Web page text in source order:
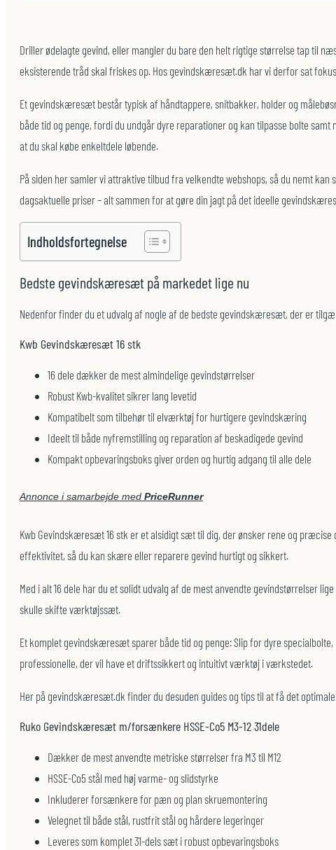
Driller ødelagte gevind, eller mangler du bare den helt rigtige størrelse tap til
eksisterende tråd skal friskes op. Hos gevindskæresæt.dk har vi derfor sat
Et gevindskæresæt består typisk af håndtappere, snitbakker, holder og
både tid og penge, fordi du undgår dyre reparationer og kan tilpasse bolte
at du skal købe enkeltdele løbende.
På siden her samler vi attraktive tilbud fra velkendte webshops, så du nemt
dagsaktuelle priser – alt sammen for at gøre din jagt på det ideelle
Indholdsfortegnelse
Bedste gevindskæresæt på markedet lige nu
Nedenfor finder du et udvalg af nogle af de bedste gevindskæresæt, der er
Kwb Gevindskæresæt 16 stk
16 dele dækker de mest almindelige gevindstørrelser
Robust Kwb-kvalitet sikrer lang levetid
Kompatibelt som tilbehør til elværktøj for hurtigere gevindskæring
Ideelt til både nyfremstilling og reparation af beskadigede gevind
Kompakt opbevaringsboks giver orden og hurtig adgang til alle dele
Annonce i samarbejde med PriceRunner
Kwb Gevindskæresæt 16 stk er et alsidigt sæt til dig, der ønsker rene og
effektivitet, så du kan skære eller reparere gevind hurtigt og sikkert.
Med i alt 16 dele har du et solidt udvalg af de mest anvendte gevindstørrelser
skulle skifte værktøjssæt.
Et komplet gevindskæresæt sparer både tid og penge: Slip for dyre
professionelle, der vil have et driftssikkert og intuitivt værktøj i værkstedet.
Her på gevindskæresæt.dk finder du desuden guides og tips til at få det
Ruko Gevindskæresæt m/forsænkere HSSE-Co5 M3-12 31dele
Dækker de mest anvendte metriske størrelser fra M3 til M12
HSSE-Co5 stål med høj varme- og slidstyrke
Inkluderer forsænkere for pæn og plan skrue­montering
Velegnet til både stål, rustfrit stål og hårdere legeringer
Leveres som komplet 31-dels sæt i robust opbevaringsboks